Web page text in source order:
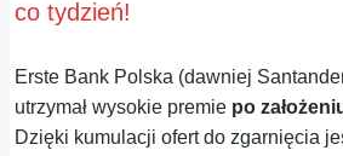
co tydzień!
Erste Bank Polska (dawniej
utrzymał wysokie premie po
Dzięki kumulacji ofert do zgarnięcia